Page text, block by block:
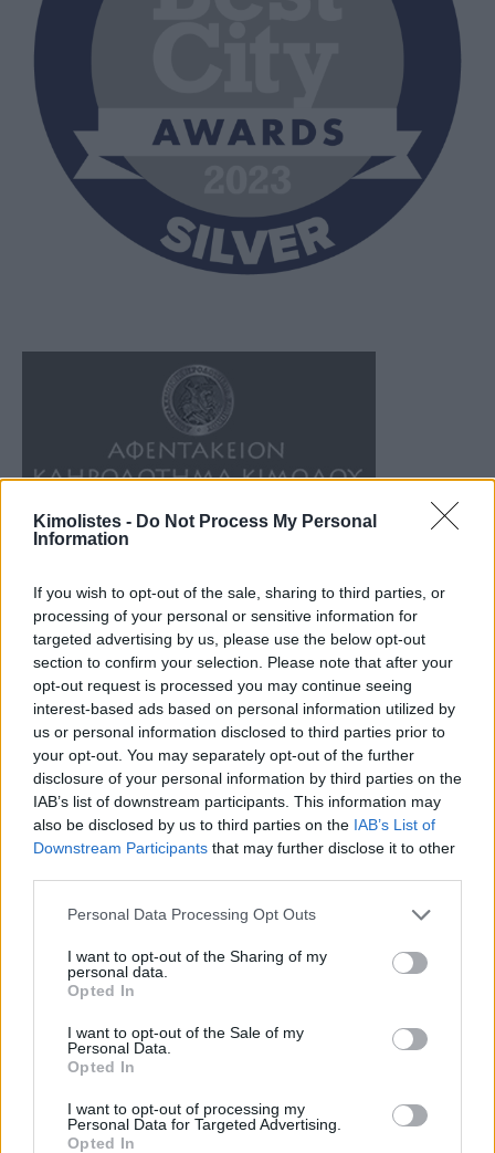
Kimolistes - Do Not Process My Personal
Information
If you wish to opt-out of the sale, sharing to third parties, or
processing of your personal or sensitive information for
targeted advertising by us, please use the below opt-out
section to confirm your selection. Please note that after your
opt-out request is processed you may continue seeing
interest-based ads based on personal information utilized by
us or personal information disclosed to third parties prior to
your opt-out. You may separately opt-out of the further
disclosure of your personal information by third parties on the
IAB’s list of downstream participants. This information may
also be disclosed by us to third parties on the IAB’s List of
Downstream Participants that may further disclose it to other
Please note that this website/app uses one or more Google
not limited to your visit or usage behaviour. You may click to
grant or deny consent to Google and its third-party tags to
use your data for below specified purposes in below Google
consent section.
Personal Data Processing Opt Outs
I want to opt-out of the Sharing of my
personal data.
Opted In
I want to opt-out of the Sale of my
Personal Data.
Opted In
I want to opt-out of processing my
Personal Data for Targeted Advertising.
Opted In